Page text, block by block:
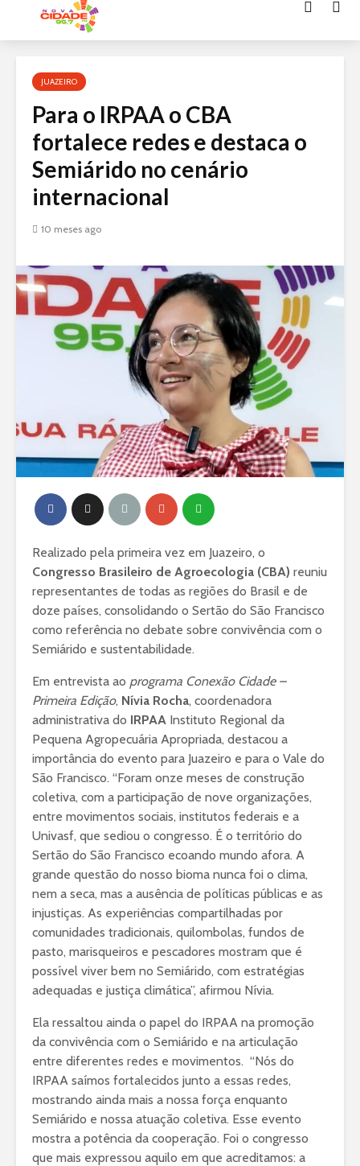
Acessar
conteúdoJUAZEIRO
Para o IRPAA o CBA
fortalece redes e destaca o
Semiárido no cenário
internacional
10 meses ago
Realizado pela primeira vez em Juazeiro, o
Congresso Brasileiro de Agroecologia (CBA) reuniu
representantes de todas as regiões do Brasil e de
doze países, consolidando o Sertão do São Francisco
como referência no debate sobre convivência com o
Semiárido e sustentabilidade.
Em entrevista ao programa Conexão Cidade –
Primeira Edição, Nívia Rocha, coordenadora
administrativa do IRPAA Instituto Regional da
Pequena Agropecuária Apropriada, destacou a
importância do evento para Juazeiro e para o Vale do
São Francisco. “Foram onze meses de construção
coletiva, com a participação de nove organizações,
entre movimentos sociais, institutos federais e a
Univasf, que sediou o congresso. É o território do
Sertão do São Francisco ecoando mundo afora. A
grande questão do nosso bioma nunca foi o clima,
nem a seca, mas a ausência de políticas públicas e as
injustiças. As experiências compartilhadas por
comunidades tradicionais, quilombolas, fundos de
pasto, marisqueiros e pescadores mostram que é
possível viver bem no Semiárido, com estratégias
adequadas e justiça climática”, afirmou Nívia.
Ela ressaltou ainda o papel do IRPAA na promoção
da convivência com o Semiárido e na articulação
entre diferentes redes e movimentos. “Nós do
IRPAA saímos fortalecidos junto a essas redes,
mostrando ainda mais a nossa força enquanto
Semiárido e nossa atuação coletiva. Esse evento
mostra a potência da cooperação. Foi o congresso
que mais expressou aquilo em que acreditamos: a